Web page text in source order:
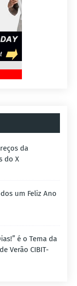
da
do X
um Feliz Ano
é o Tema da
Verão CIBIT-